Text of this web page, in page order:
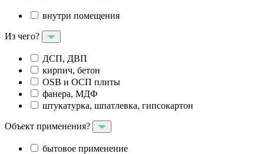
внутри помещения
Из чего?
ДСП, ДВП
кирпич, бетон
OSB и ОСП плиты
фанера, МДФ
штукатурка, шпатлевка, гипсокартон
Объект применения?
бытовое применение